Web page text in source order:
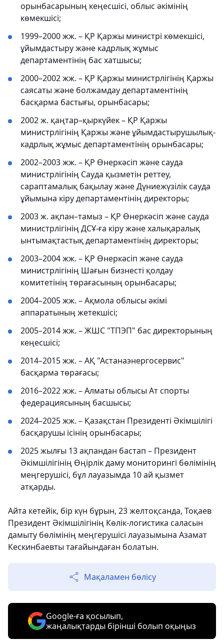
орынбасарының кеңесшісі, облыс әкімінің
көмекшісі;
1999–2000 жж. – ҚР Қаржы министрі көмекшісі,
ұйымдастыру және кадрлық жұмыс
департаментінің бас хатшысы;
2000–2002 жж. – ҚР Қаржы министрлігінің Қаржы
саясаты және болжамдау департаментінің
басқарма бастығы, орынбасары;
2002 ж. қаңтар–қыркүйек – ҚР Қаржы
министрлігінің Қаржы және ұйымдастырушылық-
кадрлық жұмыс департаментінің орынбасары;
2002–2003 жж. – ҚР Өнеркәсіп және сауда
министрлігінің Сауда қызметін реттеу,
сараптамалық бақылау және Дүниежүзілік сауда
ұйымына кіру департаментінің директоры;
2003 ж. ақпан–тамыз – ҚР Өнеркәсіп және сауда
министрлігінің ДСҰ-ға кіру және халықаралық
ынтымақтастық департаментінің директоры;
2003–2004 жж. – ҚР Өнеркәсіп және сауда
министрлігінің Шағын бизнесті қолдау
комитетінің төрағасының орынбасары;
2004–2005 жж. – Ақмола облысы әкімі
аппаратының жетекшісі;
2005–2014 жж. – ЖШС "ТПЭП" бас директорының
кеңесшісі;
2014–2015 жж. – АҚ "Астанаэнергосервис"
басқарма төрағасы;
2016–2022 жж. – Алматы облысы Ат спорты
федерациясының басшысы;
2024–2025 жж. – Қазақстан Президенті Әкімшілігі
басқарушы ісінің орынбасары;
2025 жылғы 13 ақпандан бастап – Президент
Әкімшілігінің Өңірлік даму мониторингі бөлімінің
меңгерушісі, бұл лауазымда 10 ай қызмет
атқарды.
Айта кетейік, бір күн бұрын, 23 желтоқсанда, Тоқаев
Президент Әкімшілігінің Көлік-логистика саласын
дамыту бөлімінің меңгерушісі лауазымына Азамат
Кескинбаевты тағайындаған болатын.
Мақаламен бөлісу
Google-ға қосылып,
жаңалықтарды бірінші болып оқыңыз